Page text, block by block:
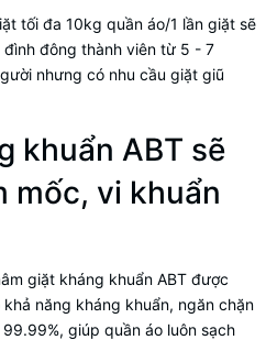
tối đa 10kg quần áo/1 lần giặt sẽ
đông thành viên từ 5 - 7
nhưng có nhu cầu giặt giũ
khuẩn ABT sẽ
mốc, vi khuẩn
giặt kháng khuẩn ABT được
năng kháng khuẩn, ngăn chặn
giúp quần áo luôn sạch